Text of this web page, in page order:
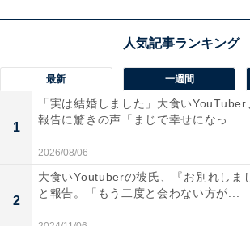
最新 一週間
1
「実は結婚しました」大食いYouTuber
報告に驚きの声「まじで幸せになっ...
2026/08/06
2
大食いYoutuberの彼氏、『お別れしま
と報告。「もう二度と会わない方が...